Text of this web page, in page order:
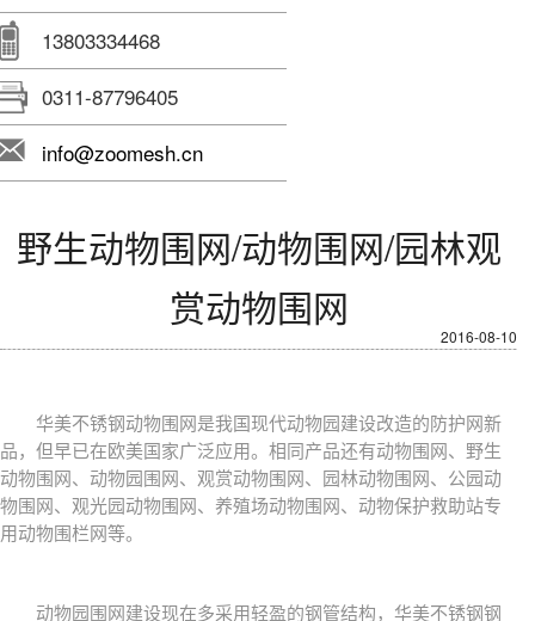
13803334468
0311-87796405
info@zoomesh.cn
野生动物围网/动物围网/园林观
赏动物围网
2016-08-10
华美不锈钢动物围网是我国现代动物园建设改造的防护网新
品，但早已在欧美国家广泛应用。相同产品还有动物围网、野生
动物围网、动物园围网、观赏动物围网、园林动物围网、公园动
物围网、观光园动物围网、养殖场动物围网、动物保护救助站专
用动物围栏网等。
动物园围网建设现在多采用轻盈的钢管结构，华美不锈钢钢